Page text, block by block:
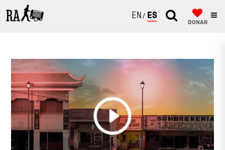
ENGLISH
ESPAÑOL
DONAR